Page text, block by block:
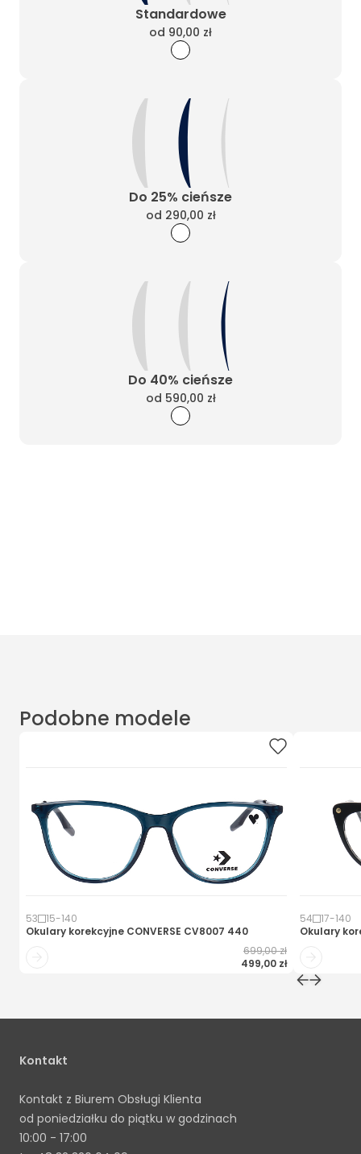
Standardowe
od 90,00 zł
Do 25% cieńsze
od 290,00 zł
Do 40% cieńsze
od 590,00 zł
Podobne modele
53 15-140
Okulary korekcyjne CONVERSE CV8007 440
699,00 zł
499,00 zł
54 17-140
Okulary
Kontakt
Kontakt z Biurem Obsługi Klienta
od poniedziałku do piątku w godzinach
10:00 - 17:00